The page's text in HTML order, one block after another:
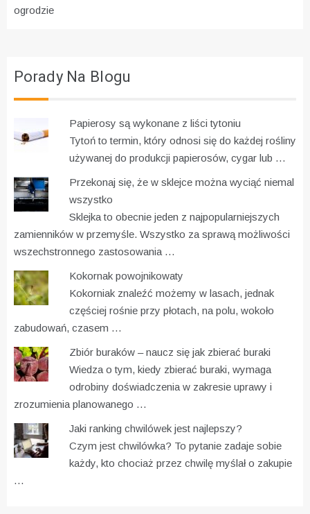
ogrodzie
Porady Na Blogu
Papierosy są wykonane z liści tytoniu
Tytoń to termin, który odnosi się do każdej rośliny
używanej do produkcji papierosów, cygar lub …
Przekonaj się, że w sklejce można wyciąć niemal
wszystko
Sklejka to obecnie jeden z najpopularniejszych
zamienników w przemyśle. Wszystko za sprawą możliwości
wszechstronnego zastosowania …
Kokornak powojnikowaty
Kokorniak znaleźć możemy w lasach, jednak
częściej rośnie przy płotach, na polu, wokoło
zabudowań, czasem …
Zbiór buraków – naucz się jak zbierać buraki
Wiedza o tym, kiedy zbierać buraki, wymaga
odrobiny doświadczenia w zakresie uprawy i
zrozumienia planowanego …
Jaki ranking chwilówek jest najlepszy?
Czym jest chwilówka? To pytanie zadaje sobie
każdy, kto chociaż przez chwilę myślał o zakupie
…